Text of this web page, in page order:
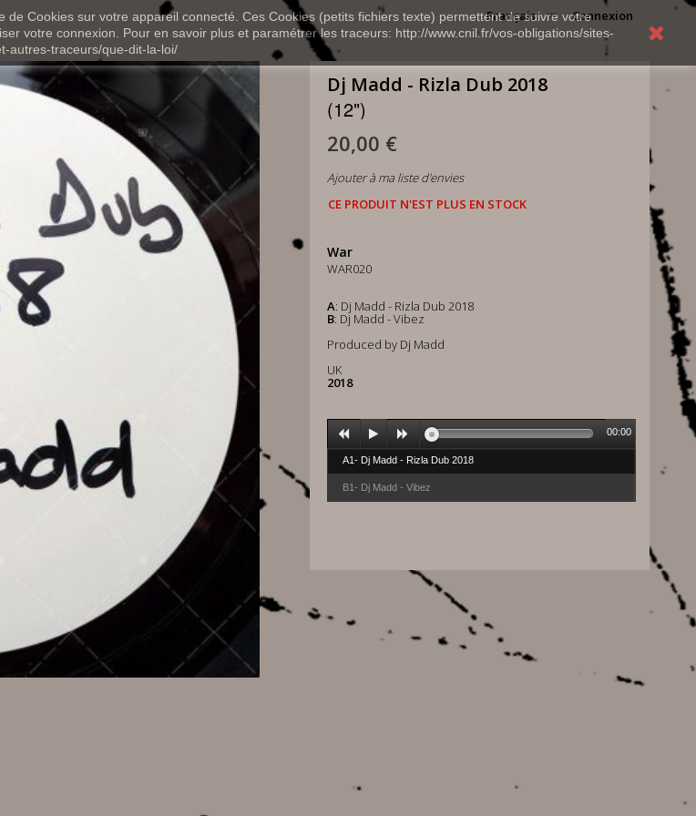
Cookies sur votre appareil connecté. Ces Cookies (petits fichiers texte) permettent de suivre votre
votre connexion. Pour en savoir plus et paramétrer les traceurs: http://www.cnil.fr/vos-obligations/sites-
autres-traceurs/que-dit-la-loi/
Connexion
Français
Dj Madd - Rizla Dub 2018
(12")
20,00 €
Ajouter à ma liste d'envies
CE PRODUIT N'EST PLUS EN STOCK
War
WAR020
A: Dj Madd - Rizla Dub 2018
B: Dj Madd - Vibez
Produced by Dj Madd
UK
2018
A1- Dj Madd - Rizla Dub 2018
B1- Dj Madd - Vibez
00:00